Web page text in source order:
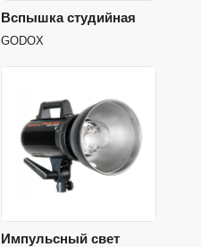
Вспышка студийная
GODOX
Импульсный свет